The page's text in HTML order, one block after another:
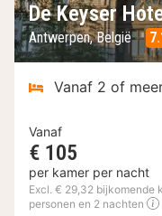
De Keyser
Antwerpen, België
Vanaf 2 of
Vanaf
€ 105
per kamer per nacht
Excl. € 29,32 bijkomende
personen en 2 nachten